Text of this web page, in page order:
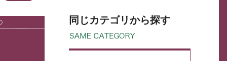
同じカテゴリから探す